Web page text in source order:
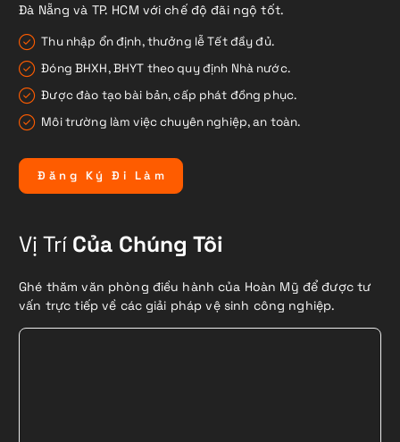
Đà Nẵng và TP. HCM với chế độ đãi ngộ tốt.
Thu nhập ổn định, thưởng lễ Tết đầy đủ.
Đóng BHXH, BHYT theo quy định Nhà nước.
Được đào tạo bài bản, cấp phát đồng phục.
Môi trường làm việc chuyên nghiệp, an toàn.
Đ ă n g Ký Đ i L à m
Vị TríCủa Chúng Tôi
Ghé thăm văn phòng điều hành của Hoàn Mỹ để được tư
vấn trực tiếp về các giải pháp vệ sinh công nghiệp.